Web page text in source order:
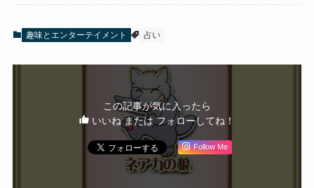
趣味とエンターテイメント 占い
この記事が気に入ったら
いいね または フォローしてね！
Follow Me